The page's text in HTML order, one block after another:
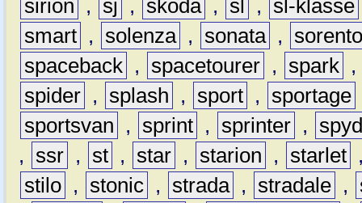
sirion
, sj , škoda , sl , sl-klasse
smart , solenza , sonata ,
spaceback , spacetourer , spark ,
spider , splash , sport , sportage
sportsvan
, sprint , sprinter ,
,
ssr , st , star , starion , starlet
stilo , stonic , strada , stradale ,